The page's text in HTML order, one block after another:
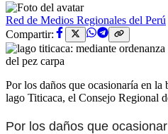
Red de Medios Regionales del Perú
Compartir:
Por los daños que ocasionaría en
lago Titicaca, el Consejo Regional
Por los daños que